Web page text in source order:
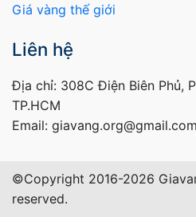
Giá vàng thế giới
Liên hệ
Địa chỉ: 308C Điện Biên Phủ,
TP.HCM
Email: giavang.org@gmail.com
©Copyright 2016-2026
reserved.